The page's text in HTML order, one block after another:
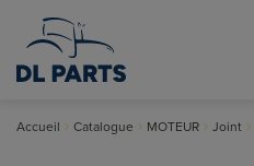
Accueil Catalogue MOTEUR Joint